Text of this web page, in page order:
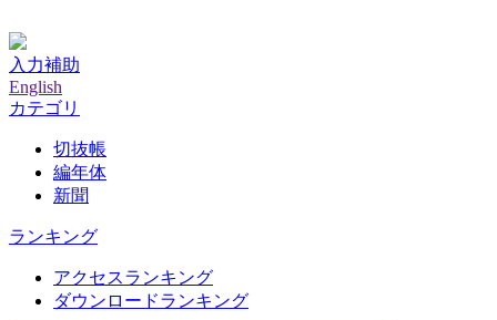
入力補助
English
カテゴリ
切抜帳
編年体
新聞
ランキング
アクセスランキング
ダウンロードランキング